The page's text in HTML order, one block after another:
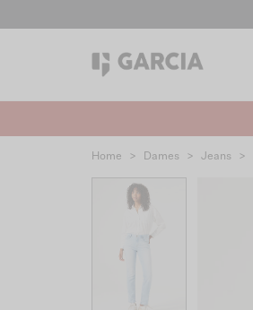
Home > Dames > Jeans >